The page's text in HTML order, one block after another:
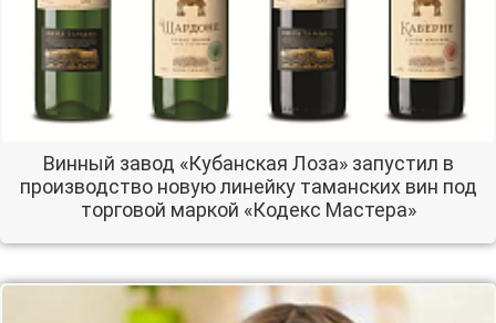
Винный завод «Кубанская Лоза» запустил в
производство новую линейку таманских вин под
торговой маркой «Кодекс Мастера»